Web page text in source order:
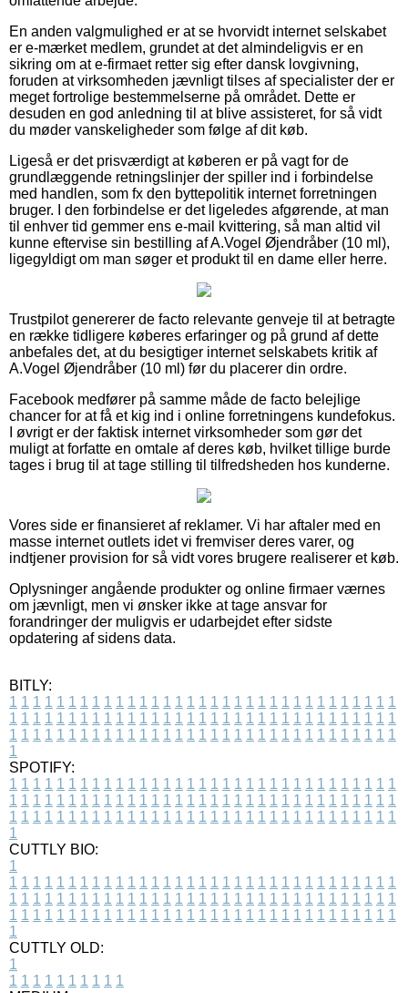
En anden valgmulighed er at se hvorvidt internet selskabet
er e-mærket medlem, grundet at det almindeligvis er en
sikring om at e-firmaet retter sig efter dansk lovgivning,
foruden at virksomheden jævnligt tilses af specialister der er
meget fortrolige bestemmelserne på området. Dette er
desuden en god anledning til at blive assisteret, for så vidt
du møder vanskeligheder som følge af dit køb.
Ligeså er det prisværdigt at køberen er på vagt for de
grundlæggende retningslinjer der spiller ind i forbindelse
med handlen, som fx den byttepolitik internet forretningen
bruger. I den forbindelse er det ligeledes afgørende, at man
til enhver tid gemmer ens e-mail kvittering, så man altid vil
kunne eftervise sin bestilling af A.Vogel Øjendråber (10 ml),
ligegyldigt om man søger et produkt til en dame eller herre.
Trustpilot genererer de facto relevante genveje til at betragte
en række tidligere køberes erfaringer og på grund af dette
anbefales det, at du besigtiger internet selskabets kritik af
A.Vogel Øjendråber (10 ml) før du placerer din ordre.
Facebook medfører på samme måde de facto belejlige
chancer for at få et kig ind i online forretningens kundefokus.
I øvrigt er der faktisk internet virksomheder som gør det
muligt at forfatte en omtale af deres køb, hvilket tillige burde
tages i brug til at tage stilling til tilfredsheden hos kunderne.
Vores side er finansieret af reklamer. Vi har aftaler med en
masse internet outlets idet vi fremviser deres varer, og
indtjener provision for så vidt vores brugere realiserer et køb.
Oplysninger angående produkter og online firmaer værnes
om jævnligt, men vi ønsker ikke at tage ansvar for
forandringer der muligvis er udarbejdet efter sidste
opdatering af sidens data.
BITLY:
1 1 1 1 1 1 1 1 1 1 1 1 1 1 1 1 1 1 1 1 1 1 1 1 1 1 1 1 1 1 1 1 1
1 1 1 1 1 1 1 1 1 1 1 1 1 1 1 1 1 1 1 1 1 1 1 1 1 1 1 1 1 1 1 1 1
1 1 1 1 1 1 1 1 1 1 1 1 1 1 1 1 1 1 1 1 1 1 1 1 1 1 1 1 1 1 1 1 1
1
SPOTIFY:
1 1 1 1 1 1 1 1 1 1 1 1 1 1 1 1 1 1 1 1 1 1 1 1 1 1 1 1 1 1 1 1 1
1 1 1 1 1 1 1 1 1 1 1 1 1 1 1 1 1 1 1 1 1 1 1 1 1 1 1 1 1 1 1 1 1
1 1 1 1 1 1 1 1 1 1 1 1 1 1 1 1 1 1 1 1 1 1 1 1 1 1 1 1 1 1 1 1 1
1
CUTTLY BIO:
1
1 1 1 1 1 1 1 1 1 1 1 1 1 1 1 1 1 1 1 1 1 1 1 1 1 1 1 1 1 1 1 1 1
1 1 1 1 1 1 1 1 1 1 1 1 1 1 1 1 1 1 1 1 1 1 1 1 1 1 1 1 1 1 1 1 1
1 1 1 1 1 1 1 1 1 1 1 1 1 1 1 1 1 1 1 1 1 1 1 1 1 1 1 1 1 1 1 1 1
1
CUTTLY OLD:
1
1 1 1 1 1 1 1 1 1 1